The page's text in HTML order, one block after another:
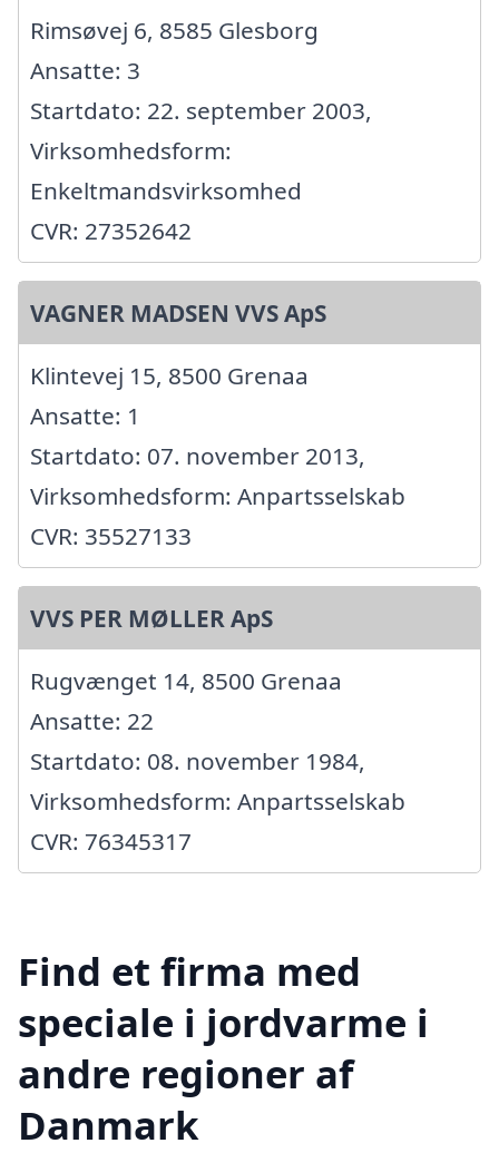
Rimsøvej 6, 8585 Glesborg
Ansatte: 3
Startdato: 22. september 2003,
Virksomhedsform:
Enkeltmandsvirksomhed
CVR: 27352642
VAGNER MADSEN VVS ApS
Klintevej 15, 8500 Grenaa
Ansatte: 1
Startdato: 07. november 2013,
Virksomhedsform: Anpartsselskab
CVR: 35527133
VVS PER MØLLER ApS
Rugvænget 14, 8500 Grenaa
Ansatte: 22
Startdato: 08. november 1984,
Virksomhedsform: Anpartsselskab
CVR: 76345317
Find et firma med
speciale i jordvarme i
andre regioner af
Danmark